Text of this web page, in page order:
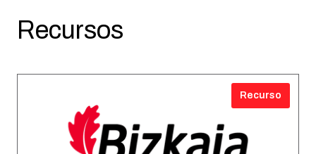
Recursos
Recurso